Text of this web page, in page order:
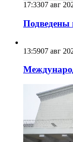
17:3307 авг
Подведены
13:5907 авг